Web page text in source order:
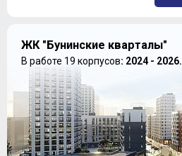
ЖК "Бунинские кварталы"
В работе 19 корпусов: 2024 - 2026.